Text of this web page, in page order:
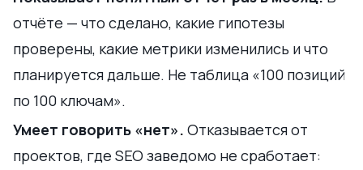
отчёте — что сделано, какие гипотезы
проверены, какие метрики изменились и что
планируется дальше. Не таблица «100 позиций
по 100 ключам».
Умеет говорить «нет». Отказывается от
проектов, где SEO заведомо не сработает: